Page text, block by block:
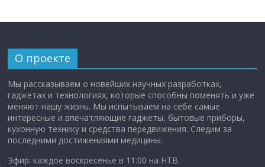
О проекте
Мы рассказываем о новейших научных разработках,
гаджетах и технологиях, которые способны поменять и уже
меняют нашу жизнь. Мы испытываем на себе самые
интересные и впечатляющие гаджеты, бытовые приборы,
кухонную технику и средства передвижения. Следим за
последними достижениями медицины.
Эфир: каждое воскресенье в 11:00 на НТВ.